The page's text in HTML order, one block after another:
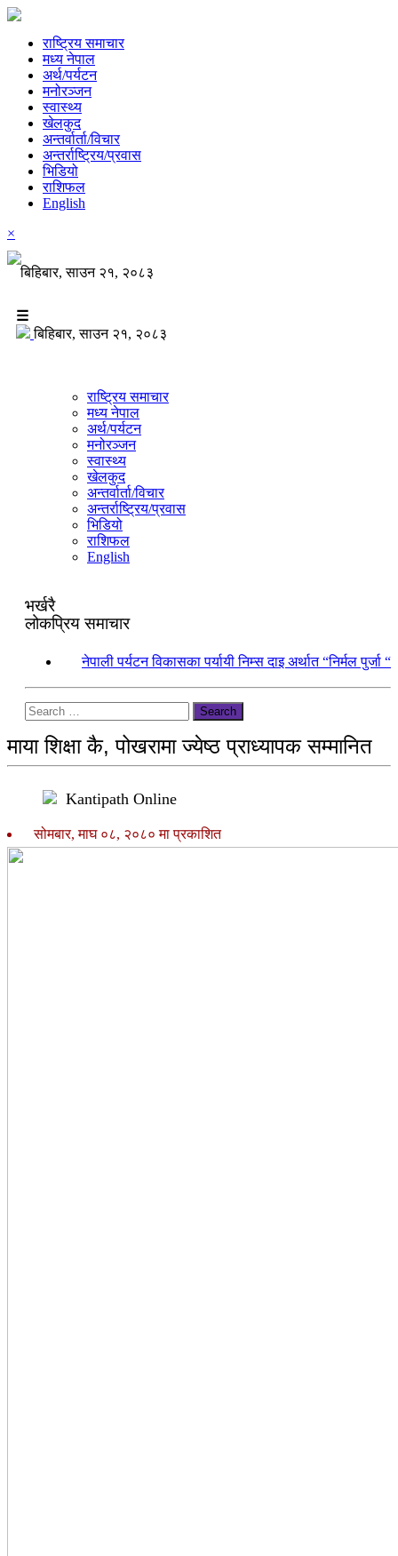
राष्ट्रिय समाचार
मध्य नेपाल
अर्थ/पर्यटन
मनोरञ्जन
स्वास्थ्य
खेलकुद
अन्तर्वार्ता/विचार
अन्तर्राष्ट्रिय/प्रवास
भिडियो
राशिफल
English
×
बिहिबार, साउन २१, २०८३
☰
बिहिबार, साउन २१, २०८३
राष्ट्रिय समाचार
मध्य नेपाल
अर्थ/पर्यटन
मनोरञ्जन
स्वास्थ्य
खेलकुद
अन्तर्वार्ता/विचार
अन्तर्राष्ट्रिय/प्रवास
भिडियो
राशिफल
English
भर्खरै
लोकप्रिय समाचार
नेपाली पर्यटन विकासका पर्यायी निम्स दाइ अर्थात “निर्मल पुर्जा “
Search
माया शिक्षा कै, पोखरामा ज्येष्ठ प्राध्यापक सम्मानित
Kantipath Online
सोमबार, माघ ०८, २०८० मा प्रकाशित